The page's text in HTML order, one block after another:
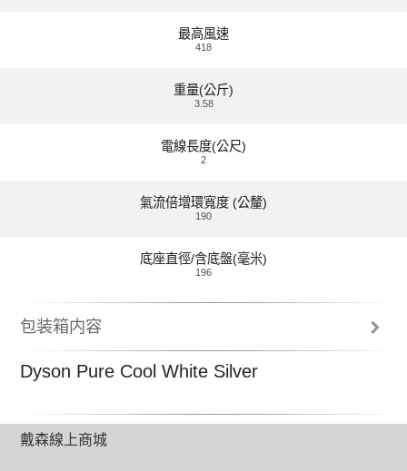
增器採用360°包覆的H-13 HEPA濾網。
活性碳顆粒層能捕捉臭味以及苯和甲醛等
全年淨化，夏季降溫
天氣較冷時，可透過設定1-3在室內循環淨
化的空氣。如果想要局部冷卻並淨化整個
房間的空氣，則設定4-10可產生平穩的大
最高風速
418
重量(公斤)
3.58
電線長度(公尺)
2
氣流倍增環寬度 (公釐)
190
底座直徑/含底盤(毫米)
196
包装箱内容
環形空氣倍增器
Dyson Pure Cool White Silver
戴森線上商城